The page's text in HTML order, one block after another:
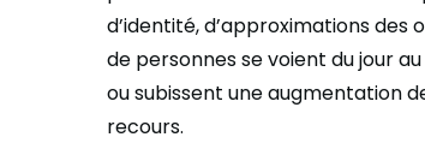
d’identité, d’approximations des
de personnes se voient du jour
ou subissent une augmentation
recours.